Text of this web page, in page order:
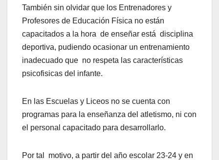
También sin olvidar que los Entrenadores y
Profesores de Educación Física no están
capacitados a la hora de enseñar está disciplina
deportiva, pudiendo ocasionar un entrenamiento
inadecuado que no respeta las características
psicofisicas del infante.
En las Escuelas y Liceos no se cuenta con
programas para la enseñanza del atletismo, ni con
el personal capacitado para desarrollarlo.
Por tal motivo, a partir del año escolar 23-24 y en